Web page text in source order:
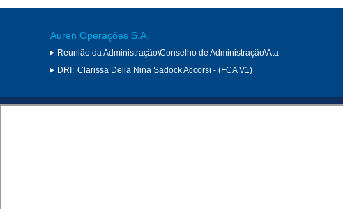
Auren Operações S.A.
Reunião da Administração\Conselho de Administração\Ata
DRI: Clarissa Della Nina Sadock Accorsi - (FCA V1)